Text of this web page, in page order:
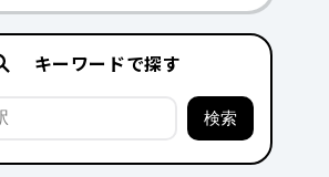
キーワードで探す